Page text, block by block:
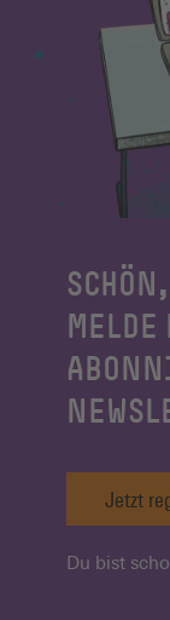
MELDE
Jetzt
Du bist